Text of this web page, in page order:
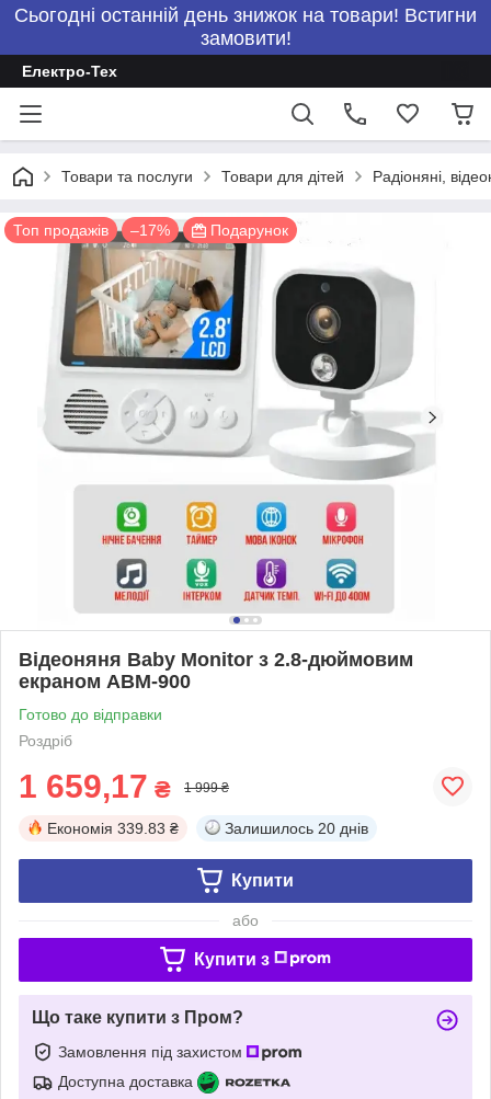
Сьогодні останній день знижок на товари! Встигни
замовити!
Електро-Тех
Товари та послуги Товари для дітей Радіоняні,
Топ продажів –17% Подарунок
Відеоняня Baby Monitor з 2.8-дюймовим
екраном ABM-900
Готово до відправки
Роздріб
1 659,17 ₴ 1 999 ₴
Економія 339.83 ₴ Залишилось 20 днів
Купити
або
Купити з
Що таке купити з Пром?
Замовлення під захистом
Доступна доставка